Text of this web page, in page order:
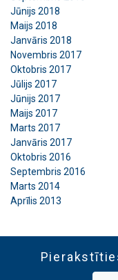
Jūnijs 2018
Maijs 2018
Janvāris 2018
Novembris 2017
Oktobris 2017
Jūlijs 2017
Jūnijs 2017
Maijs 2017
Marts 2017
Janvāris 2017
Oktobris 2016
Septembris 2016
Marts 2014
Aprīlis 2013